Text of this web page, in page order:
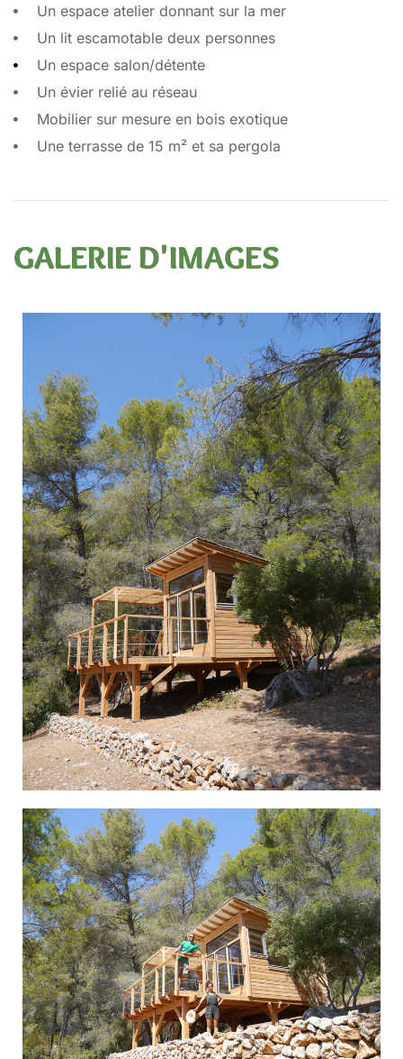
Un espace atelier donnant sur la mer
Un lit escamotable deux personnes
Un espace salon/détente
Un évier relié au réseau
Mobilier sur mesure en bois exotique
Une terrasse de 15 m² et sa pergola
GALERIE D'IMAGES